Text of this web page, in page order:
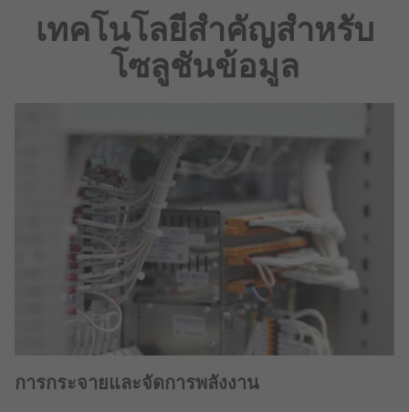
เทคโนโลยีสำคัญสำหรับ
โซลูชันข้อมูล
การกระจายและจัดการพลังงาน